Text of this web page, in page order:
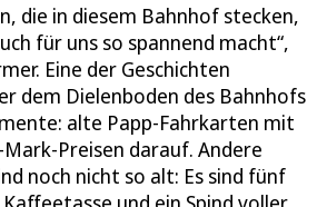
die in diesem Bahnhof stecken,
für uns so spannend macht“,
Eine der Geschichten
dem Dielenboden des Bahnhofs
alte Papp-Fahrkarten mit
Preisen darauf. Andere
noch nicht so alt: Es sind fünf